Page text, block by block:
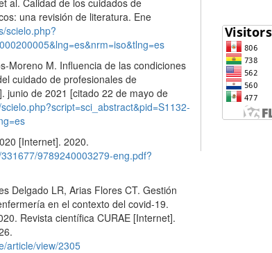
al. Calidad de los cuidados de
una revisión de literatura. Ene
scielo.php?
Moreno M. Influencia de las condiciones
cuidado de profesionales de
junio de 2021 [citado 22 de mayo de
[Internet]. 2020.
9789240003279-eng.pdf?
Delgado LR, Arias Flores CT. Gestión
en el contexto del covid-19.
Revista científica CURAE [Internet].
article/view/2305
Visitators